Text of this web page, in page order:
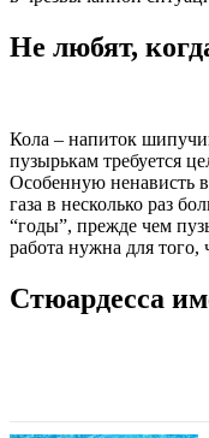
Не любят,
Кола – напиток
пузырькам требуется
Особенную ненависть
газа в несколько раз
“годы”, прежде чем
работа нужна для того,
Стюардесса